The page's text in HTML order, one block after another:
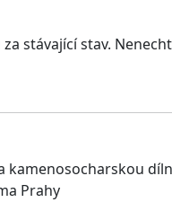
stávající stav.
Prahy